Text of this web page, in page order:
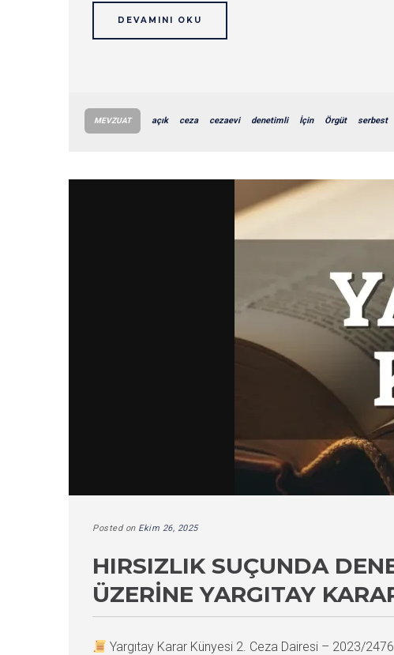
DEVAMINI OKU
MEVZUAT açık ceza cezaevi denetimli İçin Örgüt serbest
Posted on Ekim 26, 2025
HIRSIZLIK SUÇUNDA
ÜZERINE YARGITAY
Yargıtay Karar Künyesi 2. Ceza Dairesi – 2023/